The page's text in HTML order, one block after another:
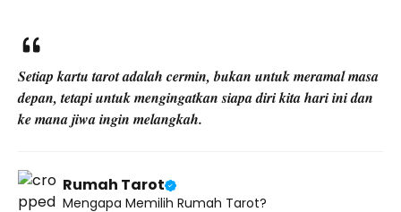
Setiap kartu tarot adalah cermin, bukan untuk meramal masa
depan, tetapi untuk mengingatkan siapa diri kita hari ini dan
ke mana jiwa ingin melangkah.
Rumah Tarot
Mengapa Memilih Rumah Tarot?